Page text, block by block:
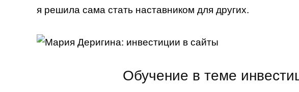
я решила сама стать наставником для других.
Обучение в теме